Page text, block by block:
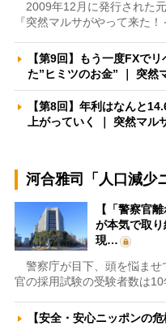
2009年12月に発行された
『突然マルサがやって来た
【第9回】もう一度FXで
た”ヒミツのお金” ｜ 突然
【第8回】年利はなんと
上がっていく ｜ 突然マル
河合雅司「人口減少
【「警察官
が本気で取
現…
警察庁が目下、頭を悩ませ
官の採用試験の受験者数は
【安全・安心ニッポンの